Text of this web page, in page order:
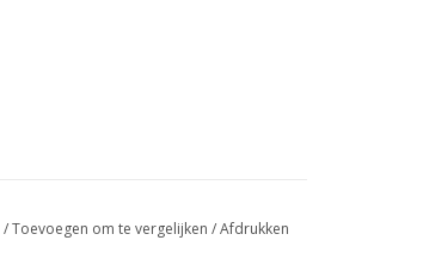
/Toevoegen om te vergelijken /Afdrukken